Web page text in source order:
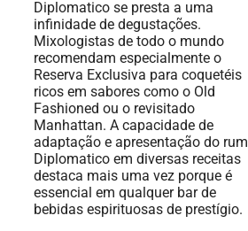
Diplomatico se presta a uma
infinidade de degustações.
Mixologistas de todo o mundo
recomendam especialmente o
Reserva Exclusiva para coquetéis
ricos em sabores como o Old
Fashioned ou o revisitado
Manhattan. A capacidade de
adaptação e apresentação do rum
Diplomatico em diversas receitas
destaca mais uma vez porque é
essencial em qualquer bar de
bebidas espirituosas de prestígio.